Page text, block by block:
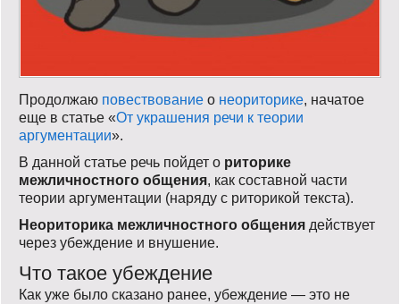
Продолжаю повествование о неориторике, начатое
еще в статье «От украшения речи к теории
аргументации».
В данной статье речь пойдет о риторике
межличностного общения, как составной части
теории аргументации (наряду с риторикой текста).
Неориторика межличностного общения действует
через убеждение и внушение.
Что такое убеждение
Как уже было сказано ранее, убеждение — это не